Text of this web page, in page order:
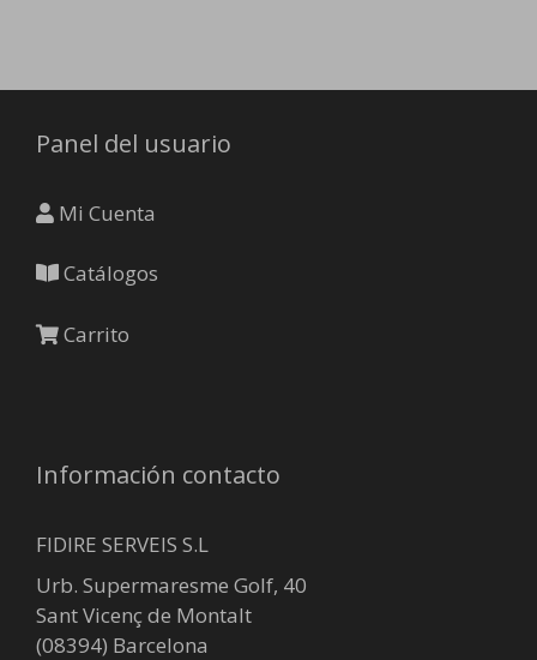
Panel del usuario
Mi Cuenta
Catálogos
Carrito
Información contacto
FIDIRE SERVEIS S.L
Urb. Supermaresme Golf, 40
Sant Vicenç de Montalt
(08394) Barcelona